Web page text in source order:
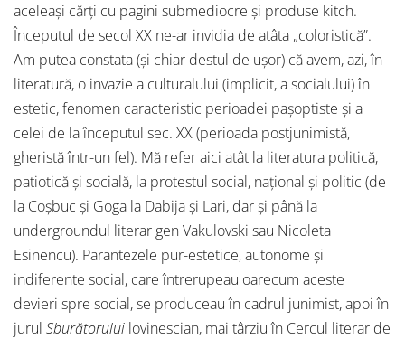
aceleaşi cărţi cu pagini submediocre şi produse kitch.
Începutul de secol XX ne-ar invidia de atâta „coloristică”.
Am putea constata (şi chiar destul de uşor) că avem, azi, în
literatură, o invazie a culturalului (implicit, a socialului) în
estetic, fenomen caracteristic perioadei paşoptiste şi a
celei de la începutul sec. XX (perioada postjunimistă,
gheristă într-un fel). Mă refer aici atât la literatura politică,
patiotică şi socială, la protestul social, naţional şi politic (de
la Coşbuc şi Goga la Dabija şi Lari, dar şi până la
undergroundul literar gen Vakulovski sau Nicoleta
Esinencu). Parantezele pur-estetice, autonome şi
indiferente social, care întrerupeau oarecum aceste
devieri spre social, se produceau în cadrul junimist, apoi în
jurul Sburătorului lovinescian, mai târziu în Cercul literar de